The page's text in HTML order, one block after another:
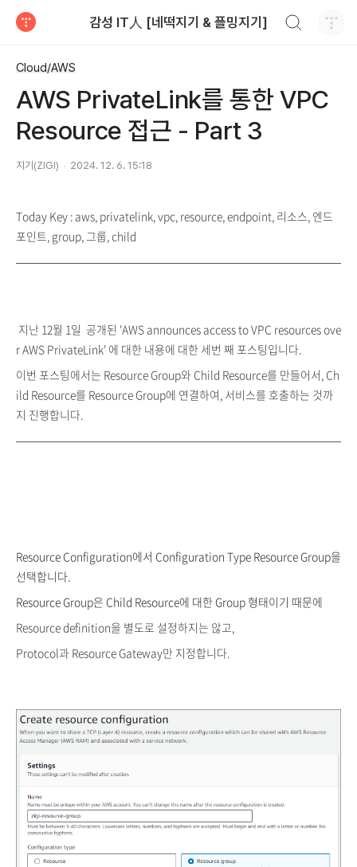
감성 IT人 [네떡지기 & 플밍지기]
Cloud/AWS
AWS PrivateLink를 통한 VPC
Resource 접근 - Part 3
지기(ZIGI) 2024. 12. 6. 15:18
Today Key : aws, privatelink, vpc, resource, endpoint, 리소스, 엔드
포인트, group, 그룹, child
지난 12월 1일 공개된 'AWS announces access to VPC resources ove
r AWS PrivateLink' 에 대한 내용에 대한 세번 째 포스팅입니다.
이번 포스팅에서는 Resource Group와 Child Resource를 만들어서, Ch
ild Resource를 Resource Group에 연결하여, 서비스를 호출하는 것까
지 진행합니다.
Resource Configuration에서 Configuration Type Resource Group을
선택합니다.
Resource Group은 Child Resource에 대한 Group 형태이기 때문에
Resource definition을 별도로 설정하지는 않고,
Protocol과 Resource Gateway만 지정합니다.